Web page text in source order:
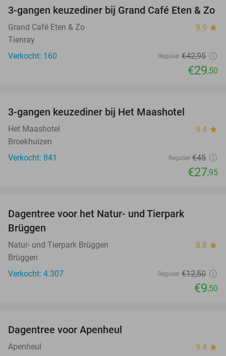
31%
3-gangen keuzediner bij Grand Café Eten & Zo
Grand Café Eten & Zo 9.9 star
Tienray
Verkocht: 160
Regulier €42,95
€29,50
3-gangen keuzediner bij Het Maashotel
Het Maashotel 9.4 star
Broekhuizen
Verkocht: 841
Regulier €45
€27,95
Dagentree voor het Natur- und Tierpark
Brüggen
Natur- und Tierpark Brüggen 8.8 star
Brüggen
Verkocht: 4.307
Regulier €12,50
€9,50
Dagentree voor Apenheul
Apenheul 9.4 star